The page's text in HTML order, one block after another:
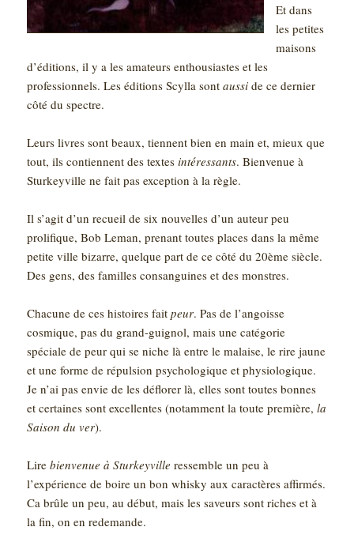
Et dans
les petites
maisons
d’éditions, il y a les amateurs enthousiastes et les
professionnels. Les éditions Scylla sontaussi de ce dernier
côté du spectre.
Leurs livres sont beaux, tiennent bien en main et, mieux que
tout, ils contiennent des textesintéressants. Bienvenue à
Sturkeyville ne fait pas exception à la règle.
Il s’agit d’un recueil de six nouvelles d’un auteur peu
prolifique, Bob Leman, prenant toutes places dans la même
petite ville bizarre, quelque part de ce côté du 20ème siècle.
Des gens, des familles consanguines et des monstres.
Chacune de ces histoires faitpeur. Pas de l’angoisse
cosmique, pas du grand-guignol, mais une catégorie
spéciale de peur qui se niche là entre le malaise, le rire jaune
et une forme de répulsion psychologique et physiologique.
Je n’ai pas envie de les déflorer là, elles sont toutes bonnes
et certaines sont excellentes (notamment la toute première,la
Saison du ver).
Lirebienvenue à Sturkeyville ressemble un peu à
l’expérience de boire un bon whisky aux caractères affirmés.
Ca brûle un peu, au début, mais les saveurs sont riches et à
la fin, on en redemande.